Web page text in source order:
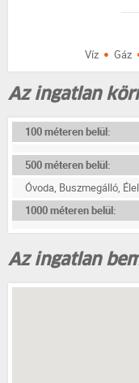
Víz · Gáz
Az ingatlan
100 méteren belül:
500 méteren belül:
Óvoda, Buszmegálló,
1000 méteren belül:
Az ingatlan